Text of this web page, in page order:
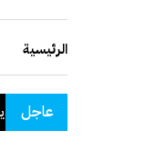
الرئيسية
عاجلنجران السعودية